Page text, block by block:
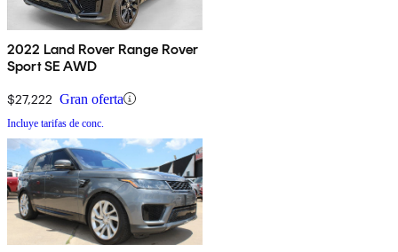
2022 Land Rover Range Rover
Sport SE AWD
$27,222 Gran oferta
Incluye tarifas de conc.